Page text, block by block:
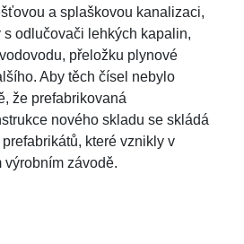
a splaškovou kanalizaci,
odlučovači lehkých kapalin,
přeložku plynové
Aby těch čísel nebylo
že prefabrikovaná
nového skladu se skládá
které vznikly v
výrobním závodě.